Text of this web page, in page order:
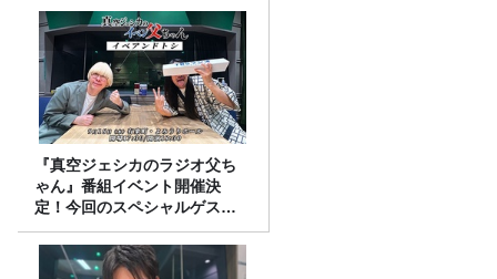
『真空ジェシカのラジオ父ち
ゃん』番組イベント開催決
定！今回のスペシャルゲスト
は、タカアンドトシ！